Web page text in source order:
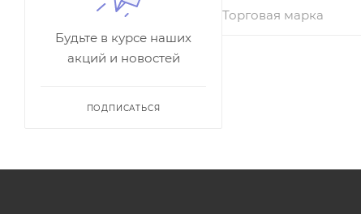
Торговая марка
Будьте в курсе наших
акций и новостей
ПОДПИСАТЬСЯ